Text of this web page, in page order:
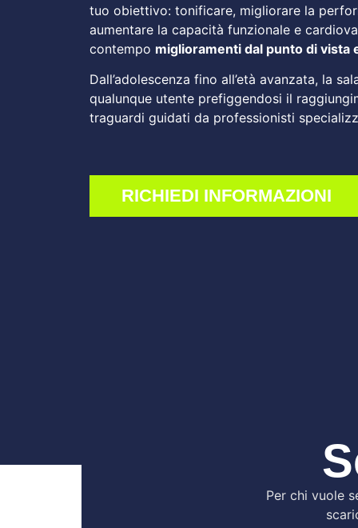
tuo obiettivo: tonificare, migliorare la
aumentare la capacità funzionale e
contempo miglioramenti dal punto di vista
Dall’adolescenza fino all’età avanzata, la
qualunque utente prefiggendosi il
traguardi guidati da professionisti
RICHIEDI INFORMAZIONI
Per chi vuole